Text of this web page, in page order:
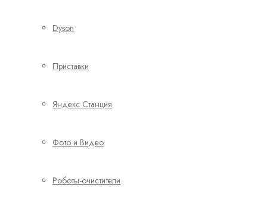
Dyson
Приставки
Яндекс Станция
Фото и Видео
Роботы-очистители